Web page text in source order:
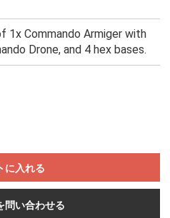
1x Commando Armiger with
Drone, and 4 hex bases.
に入れる
問い合わせる